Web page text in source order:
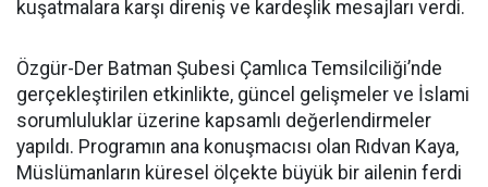
kuşatmalara karşı direniş ve kardeşlik mesajları verdi.
Özgür-Der Batman Şubesi Çamlıca Temsilciliği’nde
gerçekleştirilen etkinlikte, güncel gelişmeler ve İslami
sorumluluklar üzerine kapsamlı değerlendirmeler
yapıldı. Programın ana konuşmacısı olan Rıdvan Kaya,
Müslümanların küresel ölçekte büyük bir ailenin ferdi